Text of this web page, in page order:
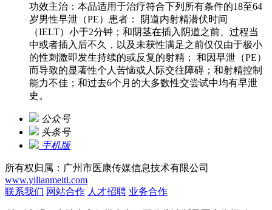
功效主治：本品适用于治疗符合下列所有条件的18至64
岁男性早泄（PE）患者： 阴道内射精潜伏时间
（IELT）小于2分钟；和阴茎在插入阴道之前、过程当
中或者插入后不久，以及未获性满足之前仅仅由于极小
的性刺激即发生持续的或反复的射精； 和因早泄（PE）
而导致的显著性个人苦恼或人际交往障碍；和射精控制
能力不佳；和过去6个月的大多数性交尝试中均有早泄
史。
公众号
头条号
手机版
所有权归属：广州市医康传媒信息技术有限公司
www.yilianmeiti.com
联系我们 网站合作 人才招聘 业务合作